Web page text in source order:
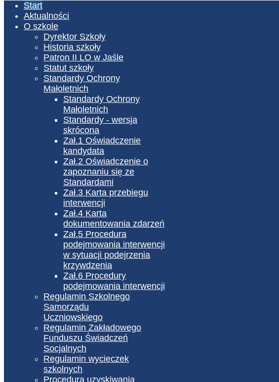
Start
Aktualności
O szkole
Dyrektor Szkoły
Historia szkoły
Patron II LO w Jaśle
Statut szkoły
Standardy Ochrony
Małoletnich
Standardy Ochrony
Małoletnich
Standardy - wersja
skrócona
Zał.1 Oświadczenie
kandydata
Zał.2 Oświadczenie o
zapoznaniu się ze
Standardami
Zał.3 Karta przebiegu
interwencji
Zał.4 Karta
dokumentowania zdarzeń
Zał.5 Procedura
podejmowania interwencji
w sytuacji podejrzenia
krzywdzenia
Zał.6 Procedury
podejmowania interwencji
Regulamin Szkolnego
Samorządu
Uczniowskiego
Regulamin Zakładowego
Funduszu Świadczeń
Socjalnych
Regulamin wycieczek
szkolnych
Procedura uzyskiwania